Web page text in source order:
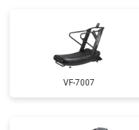
VF-7007